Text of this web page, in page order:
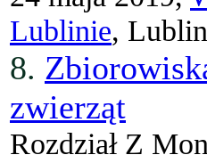
Lublinie,
8.
zwierząt
Rozdział Z